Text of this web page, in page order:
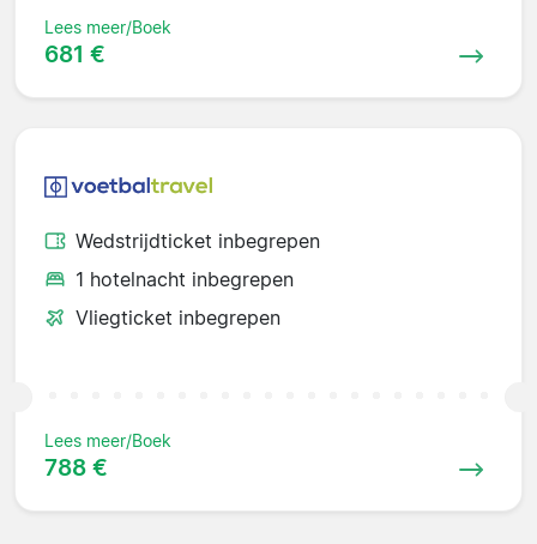
Lees meer/Boek
681 €
Wedstrijdticket inbegrepen
1 hotelnacht inbegrepen
Vliegticket inbegrepen
Lees meer/Boek
788 €